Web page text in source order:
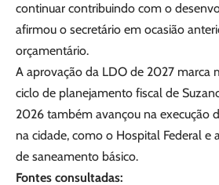
continuar contribuindo com o
afirmou o secretário em ocasião
orçamentário.
A aprovação da LDO de 2027 marca
ciclo de planejamento fiscal de
2026 também avançou na execução
na cidade, como o Hospital Federal e
de saneamento básico.
Fontes consultadas: